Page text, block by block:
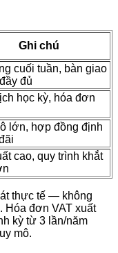
Ghi chú
cuối tuần, bàn giao
đủ
học kỳ, hóa đơn
lớn, hợp đồng định
cao, quy trình khắt
thực tế — không
Hóa đơn VAT xuất
kỳ từ 3 lần/năm
mô.